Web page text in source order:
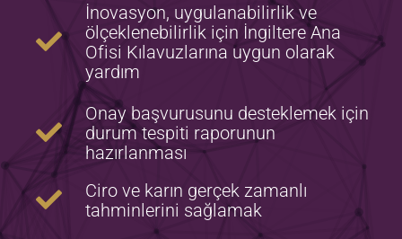
İnovasyon, uygulanabilirlik ve
ölçeklenebilirlik için İngiltere Ana
Ofisi Kılavuzlarına uygun olarak
yardım
Onay başvurusunu desteklemek için
durum tespiti raporunun
hazırlanması
Ciro ve karın gerçek zamanlı
tahminlerini sağlamak